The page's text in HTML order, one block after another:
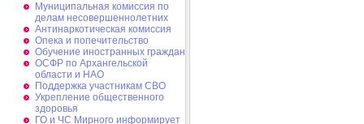
Муниципальная комиссия по
делам несовершеннолетних
Антинаркотическая комиссия
Опека и попечительство
Обучение иностранных граждан
ОСФР по Архангельской
области и НАО
Поддержка участникам СВО
Укрепление общественного
здоровья
ГО и ЧС Мирного информирует